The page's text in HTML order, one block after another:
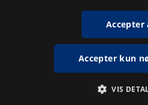
Accepter
Accepter kun
VIS